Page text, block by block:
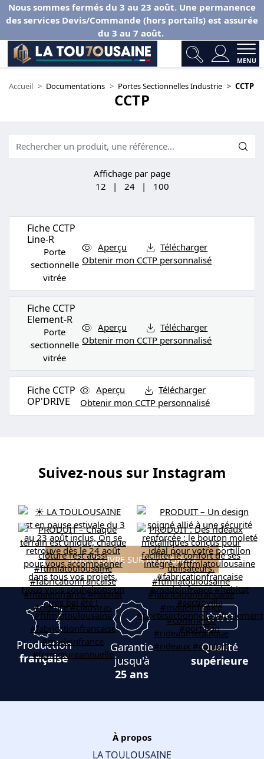
Nous sommes fermés du 3 au 23 août. Une permanence
des services Devis/Commande (hors portails) est assurée
du 3 au 7 août.
MENU
Accueil Documentations Portes Sectionnelles Industrie CCTP
CCTP
Affichage par page
12
| 24 | 100
Fiche CCTP
Line-R
Porte
sectionnelle
vitrée
Aperçu
Télécharger
Obtenir mon CCTP personnalisé
Fiche CCTP
Element-R
Porte
sectionnelle
vitrée
Aperçu
Télécharger
Obtenir mon CCTP personnalisé
Fiche CCTP
OP'DRIVE
Aperçu
Télécharger
Obtenir mon CCTP personnalisé
Suivez-nous sur Instagram
NOUS SUIVRE SUR INSTAGRAM
Production
française
Garantie
jusqu'à
25 ans
Qualité
supérieure
À propos
LA TOULOUSAINE